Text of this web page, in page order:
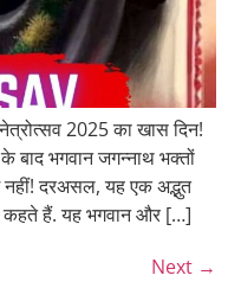
2025 का खास दिन!
बाद भगवान जगन्नाथ भक्तों
दरअसल, यह एक अद्भुत
कहते हैं. यह भगवान और […]
Next →